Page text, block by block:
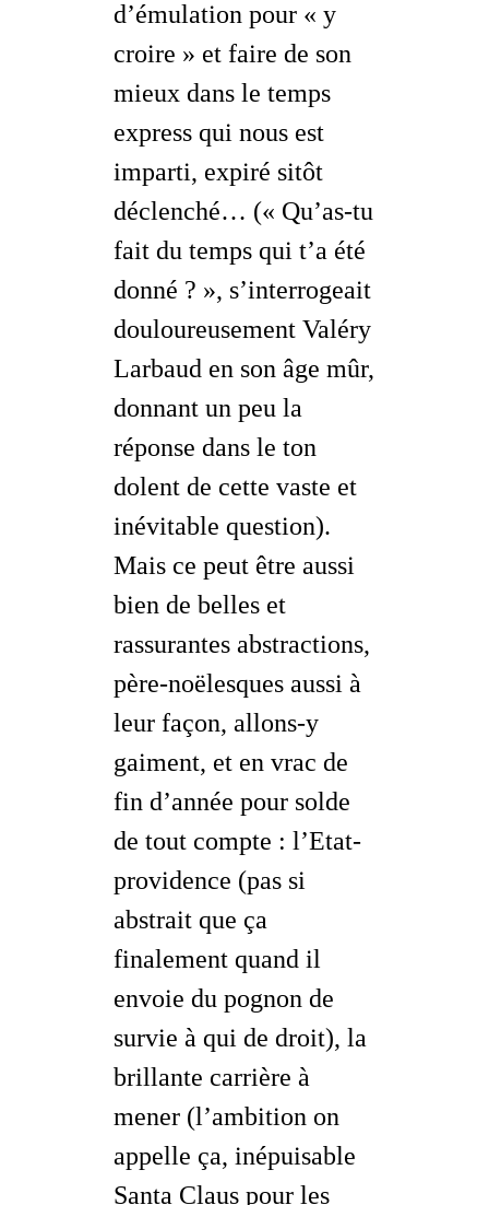
d’émulation pour « y
croire » et faire de son
mieux dans le temps
express qui nous est
imparti, expiré sitôt
déclenché… (« Qu’as-tu
fait du temps qui t’a été
donné ? », s’interrogeait
douloureusement Valéry
Larbaud en son âge mûr,
donnant un peu la
réponse dans le ton
dolent de cette vaste et
inévitable question).
Mais ce peut être aussi
bien de belles et
rassurantes abstractions,
père-noëlesques aussi à
leur façon, allons-y
gaiment, et en vrac de
fin d’année pour solde
de tout compte : l’Etat-
providence (pas si
abstrait que ça
finalement quand il
envoie du pognon de
survie à qui de droit), la
brillante carrière à
mener (l’ambition on
appelle ça, inépuisable
Santa Claus pour les